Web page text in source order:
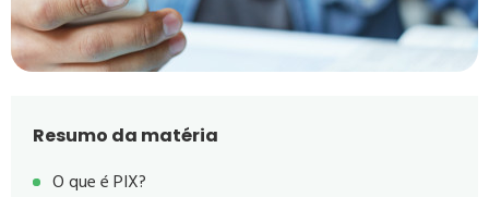
Resumo da matéria
O que é PIX?